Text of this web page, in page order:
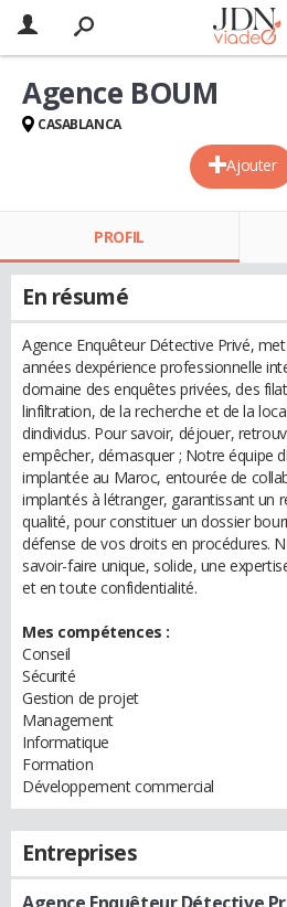
Ajouter
Agence BOUM
CASABLANCA
PROFIL
En résumé
Agence Enquêteur Détective Privé,
années dexpérience professionnelle
domaine des enquêtes privées, des
linfiltration, de la recherche et de la
dindividus. Pour savoir, déjouer,
empêcher, démasquer ; Notre équipe
implantée au Maroc, entourée de
implantés à létranger, garantissant un
qualité, pour constituer un dossier
défense de vos droits en procédures.
savoir-faire unique, solide, une
et en toute confidentialité.
Mes compétences :
Conseil
Sécurité
Gestion de projet
Management
Informatique
Formation
Développement commercial
Entreprises